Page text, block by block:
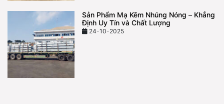
Sản Phẩm Mạ Kẽm Nhúng Nóng – Khẳng
Định Uy Tín và Chất Lượng
24-10-2025